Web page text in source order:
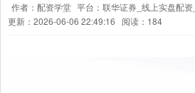
作者：配资学堂 平台：联华证券_线上实盘配
更新：2026-06-06 22:49:16
阅读：184